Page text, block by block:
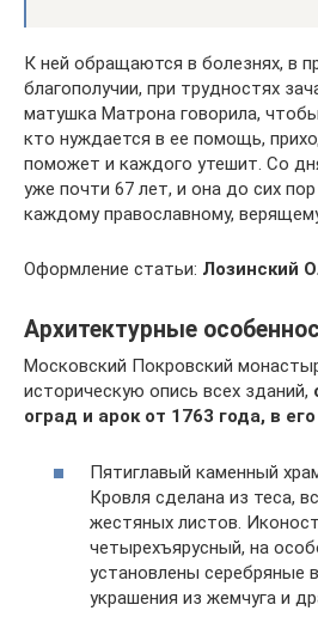
К ней обращаются в болезнях, в
благополучии, при трудностях
матушка Матрона говорила,
кто нуждается в ее помощь,
поможет и каждого утешит. Со
уже почти 67 лет, и она до сих
каждому православному,
Оформление статьи: Лозинский
Архитектурные
Московский Покровский
историческую опись всех зданий,
оград и арок от 1763 года, в
Пятиглавый каменный
Кровля сделана из теса,
жестяных листов.
четырехъярусный, на
установлены серебряные
украшения из жемчуга и